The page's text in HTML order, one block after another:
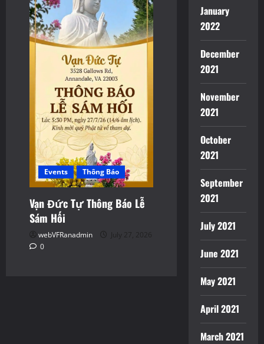
Events Thông Báo
Vạn Đức Tự Thông Báo Lễ
Sám Hối
webVFRanadmin
July 27, 2026
0
January
2022
December
2021
November
2021
October
2021
September
2021
July 2021
June 2021
May 2021
April 2021
March 2021